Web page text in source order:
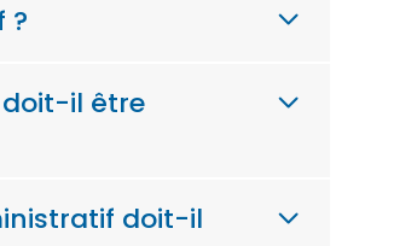
?
doit-il être
doit-il